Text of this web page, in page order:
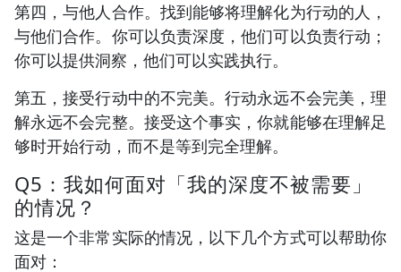
第四，与他人合作。找到能够将理解化为行动的人，
与他们合作。你可以负责深度，他们可以负责行动；
你可以提供洞察，他们可以实践执行。
第五，接受行动中的不完美。行动永远不会完美，理
解永远不会完整。接受这个事实，你就能够在理解足
够时开始行动，而不是等到完全理解。
Q5：我如何面对「我的深度不被需要」
的情况？
这是一个非常实际的情况，以下几个方式可以帮助你
面对：